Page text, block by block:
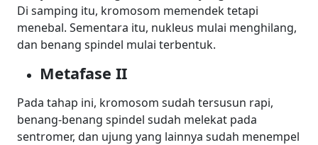
Di samping itu, kromosom memendek tetapi
menebal. Sementara itu, nukleus mulai menghilang,
dan benang spindel mulai terbentuk.
Metafase II
Pada tahap ini, kromosom sudah tersusun rapi,
benang-benang spindel sudah melekat pada
sentromer, dan ujung yang lainnya sudah menempel